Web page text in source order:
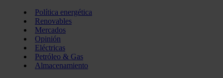
Política energética
Renovables
Mercados
Opinión
Eléctricas
Petróleo & Gas
Almacenamiento